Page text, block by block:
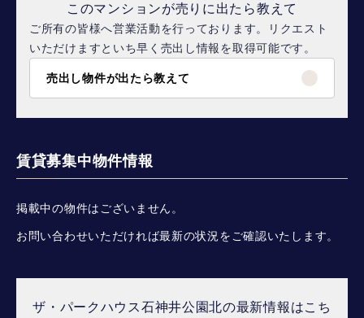
このマンションが売りに出たら教えて
ご所有の皆様へ営業活動を行っております。リクエスト
いただけますといち早く売出し情報を取得可能です。
売出し物件が出たら教えて
賃貸募集中物件情報
掲載中の物件はございません。
お問い合わせいただければ最新の状況をご確認いたします。
ザ・パークハウス石神井公園北の最新情報はこち